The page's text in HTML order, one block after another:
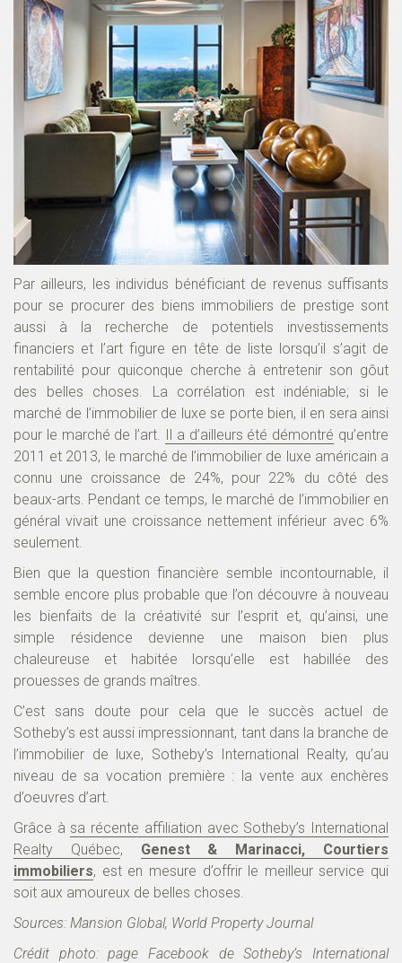
Par ailleurs, les individus bénéficiant de revenus suffisants
pour se procurer des biens immobiliers de prestige sont
aussi à la recherche de potentiels investissements
financiers et l’art figure en tête de liste lorsqu’il s’agit de
rentabilité pour quiconque cherche à entretenir son gôut
des belles choses. La corrélation est indéniable; si le
marché de l’immobilier de luxe se porte bien, il en sera ainsi
pour le marché de l’art. Il a d’ailleurs été démontré qu’entre
2011 et 2013, le marché de l’immobilier de luxe américain a
connu une croissance de 24%, pour 22% du côté des
beaux-arts. Pendant ce temps, le marché de l’immobilier en
général vivait une croissance nettement inférieur avec 6%
seulement.
Bien que la question financière semble incontournable, il
semble encore plus probable que l’on découvre à nouveau
les bienfaits de la créativité sur l’esprit et, qu’ainsi, une
simple résidence devienne une maison bien plus
chaleureuse et habitée lorsqu’elle est habillée des
prouesses de grands maîtres.
C’est sans doute pour cela que le succès actuel de
Sotheby’s est aussi impressionnant, tant dans la branche de
l’immobilier de luxe, Sotheby’s International Realty, qu’au
niveau de sa vocation première : la vente aux enchères
d’oeuvres d’art.
Grâce à sa récente affiliation avec Sotheby’s International
Realty Québec, Genest & Marinacci, Courtiers
immobiliers, est en mesure d’offrir le meilleur service qui
soit aux amoureux de belles choses.
Sources: Mansion Global, World Property Journal
Crédit photo: page Facebook de Sotheby’s International